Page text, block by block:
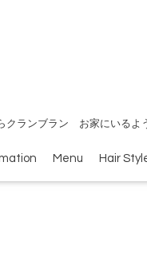
クランブラン お家にいるよ
Menu Hair